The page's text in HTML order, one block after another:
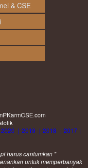
& CSE
2020 | 2019 | 2018 | 2017 |
harus cantumkan "
untuk memperbanyak